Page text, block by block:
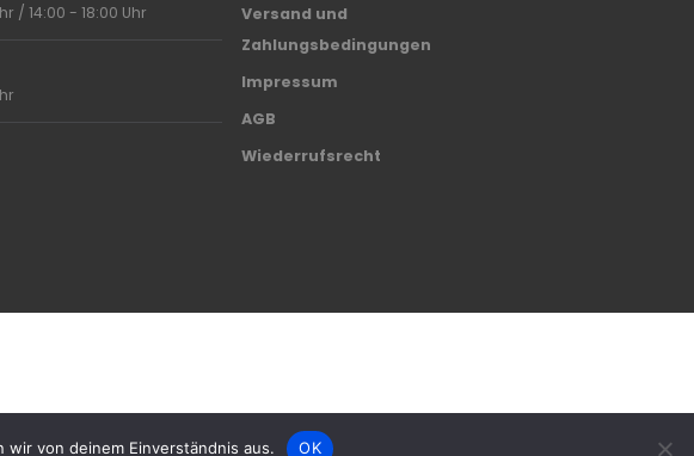
/ 14:00 - 18:00 Uhr
Versand und
Zahlungsbedingungen
Impressum
AGB
Wiederrufsrecht
von deinem Einverständnis aus. OK